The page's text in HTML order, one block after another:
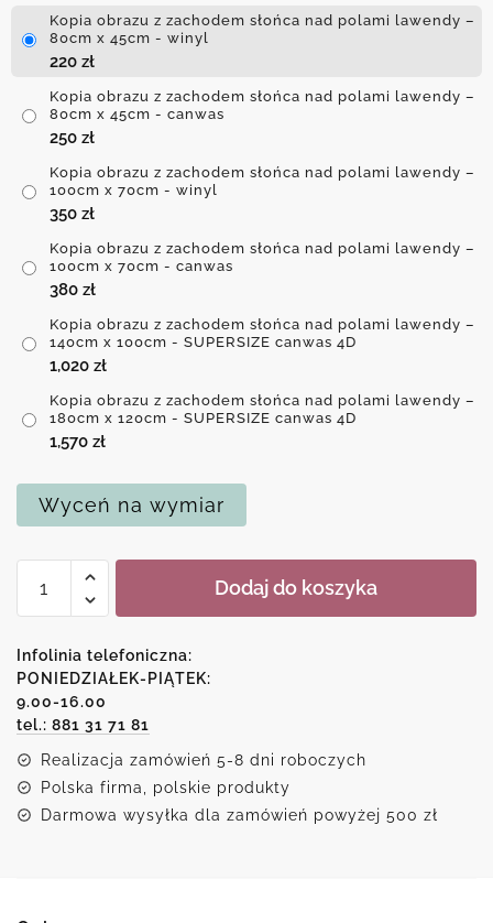
Kopia obrazu z zachodem słońca nad polami lawendy –
80cm x 45cm - winyl
220 zł
Kopia obrazu z zachodem słońca nad polami lawendy –
80cm x 45cm - canwas
250 zł
Kopia obrazu z zachodem słońca nad polami lawendy –
100cm x 70cm - winyl
350 zł
Kopia obrazu z zachodem słońca nad polami lawendy –
100cm x 70cm - canwas
380 zł
Kopia obrazu z zachodem słońca nad polami lawendy –
140cm x 100cm - SUPERSIZE canwas 4D
1,020 zł
Kopia obrazu z zachodem słońca nad polami lawendy –
180cm x 120cm - SUPERSIZE canwas 4D
1,570 zł
Wyceń na wymiar
Kopia
z
zachodem
słońca
nad
polami
lawendy
Dodaj do koszyka
Infolinia telefoniczna:
PONIEDZIAŁEK-PIĄTEK:
9.00-16.00
tel.: 881 31 71 81
Realizacja zamówień 5-8 dni roboczych
Polska firma, polskie produkty
Darmowa wysyłka dla zamówień powyżej 500 zł